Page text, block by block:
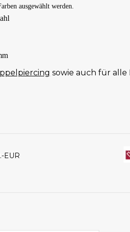
ausgewählt werden.
sowie auch für alle
EUR